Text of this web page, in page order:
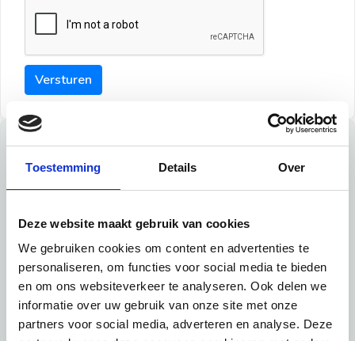
Toestemming Details Over
Deze website maakt gebruik van cookies
We gebruiken cookies om content en advertenties te
personaliseren, om functies voor social media te bieden
en om ons websiteverkeer te analyseren. Ook delen we
informatie over uw gebruik van onze site met onze
partners voor social media, adverteren en analyse. Deze
Versturen
Tips
Tip 1:
Schrijf een duidelijke introductie en geef de volgende
informatie mee:
Ben je student, werkachtig of werkzoekend